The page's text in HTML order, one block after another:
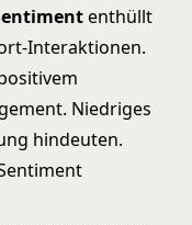
enthüllt
Interaktionen.
Niedriges
hindeuten.